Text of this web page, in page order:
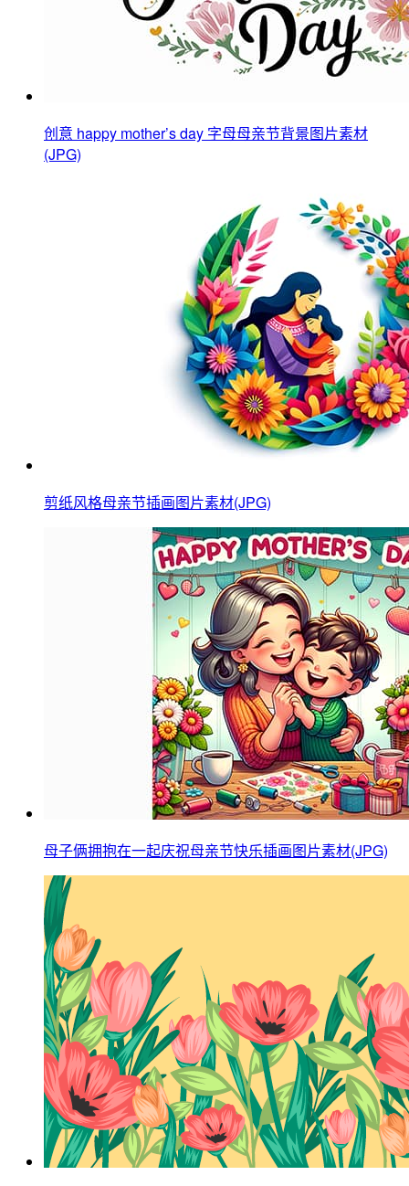
创意 happy mother’s day 字母母亲节背景图片素材
(JPG)
剪纸风格母亲节插画图片素材(JPG)
母子俩拥抱在一起庆祝母亲节快乐插画图片素材(JPG)